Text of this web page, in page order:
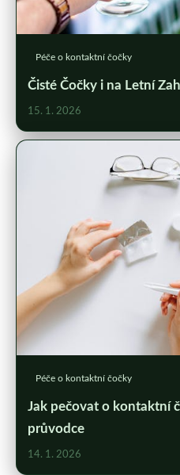
Péče o kontaktní čočky
Čisté Čočky i na Letní
15. 1. 2026
Péče o kontaktní čočky
Jak pečovat o kontaktní
průvodce
14. 1. 2026